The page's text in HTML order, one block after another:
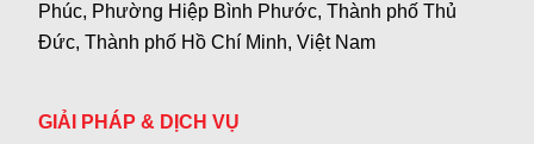
Phúc, Phường Hiệp Bình Phước, Thành phố Thủ
Đức, Thành phố Hồ Chí Minh, Việt Nam
GIẢI PHÁP & DỊCH VỤ